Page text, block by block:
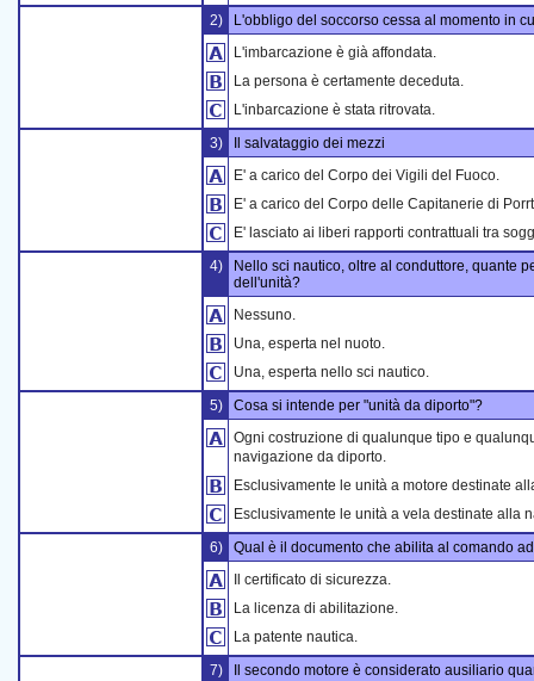
2)
L'obbligo del soccorso cessa al momento in
L'imbarcazione è già affondata.
La persona è certamente deceduta.
L'inbarcazione è stata ritrovata.
3)
Il salvataggio dei mezzi
E' a carico del Corpo dei Vigili del Fuoco.
E' a carico del Corpo delle Capitanerie di
E' lasciato ai liberi rapporti contrattuali tra
4)
Nello sci nautico, oltre al conduttore, quante
dell'unità?
Nessuno.
Una, esperta nel nuoto.
Una, esperta nello sci nautico.
5)
Cosa si intende per "unità da diporto"?
Ogni costruzione di qualunque tipo e
navigazione da diporto.
Esclusivamente le unità a motore destinate
Esclusivamente le unità a vela destinate alla
6)
Qual è il documento che abilita al comando
Il certificato di sicurezza.
La licenza di abilitazione.
La patente nautica.
7)
Il secondo motore è considerato ausiliario